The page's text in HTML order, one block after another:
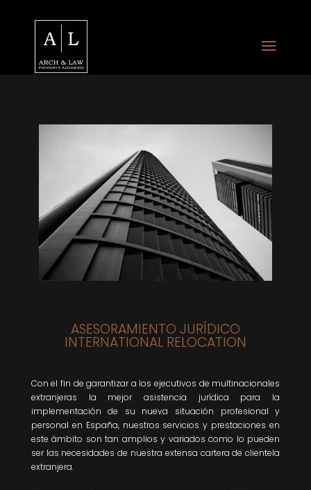
ASESORAMIENTO JURÍDICO
INTERNATIONAL RELOCATION
Con el fin de garantizar a los ejecutivos de multinacionales
extranjeras la mejor asistencia jurídica para la
implementación de su nueva situación profesional y
personal en España, nuestros servicios y prestaciones en
este ámbito son tan amplios y variados como lo pueden
ser las necesidades de nuestra extensa cartera de clientela
extranjera.